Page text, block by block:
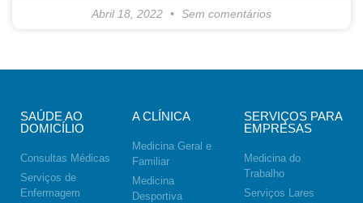
Abril 18, 2022 Sem comentários
SAÚDE AO
DOMICÍLIO
Consultas Médicas
Serviços de
Enfermagem
A CLÍNICA
Medicina Geral e
Familiar
Medicina
Desportiva
SERVIÇOS PARA
EMPRESAS
Medicina do
Trabalho
Serviços Lares